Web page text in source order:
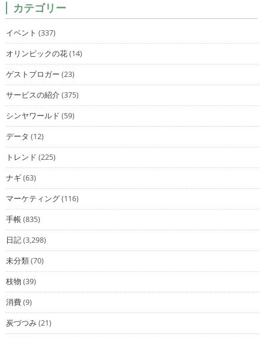
カテゴリー
イベント (337)
オリンピックの花(14)
ゲストブロガー (23)
サービスの紹介(375)
シンヤワールド (59)
データ (12)
トレンド (225)
ナギ(63)
マーケティング(116)
手帳(835)
日記(3,298)
未分類(70)
枝物 (39)
消費(9)
炭づつみ(21)